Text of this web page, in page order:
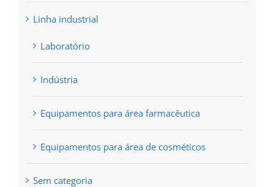
Linha industrial
Laboratório
Indústria
Equipamentos para área farmacêutica
Equipamentos para área de cosméticos
Sem categoria